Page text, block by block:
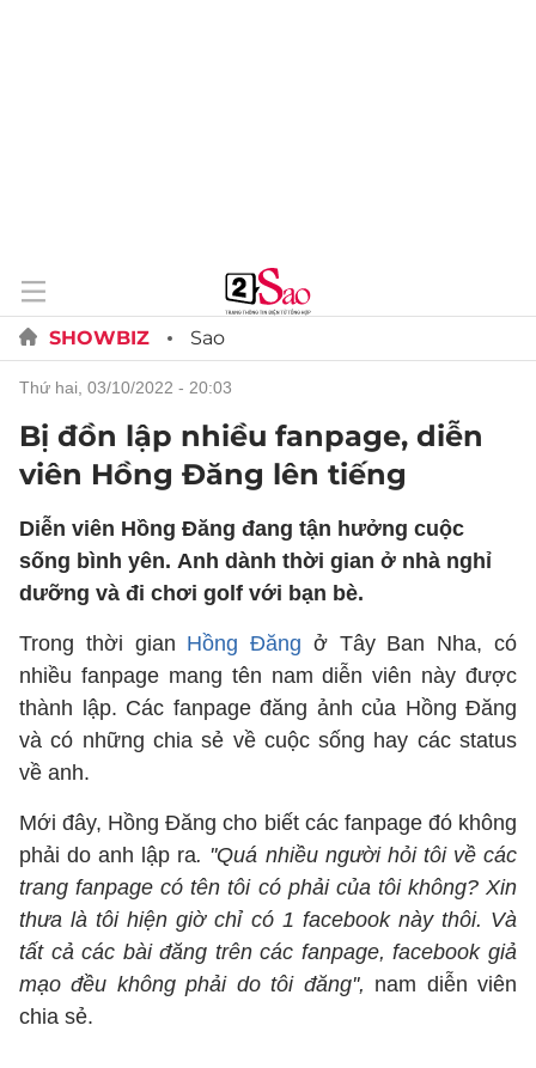
SHOWBIZ Sao
thứ hai, 03/10/2022 - 20:03
Bị đồn lập nhiều fanpage, diễn
viên Hồng Đăng lên tiếng
Diễn viên Hồng Đăng đang tận hưởng cuộc
sống bình yên. Anh dành thời gian ở nhà nghỉ
dưỡng và đi chơi golf với bạn bè.
Trong thời gian Hồng Đăng ở Tây Ban Nha, có
nhiều fanpage mang tên nam diễn viên này được
thành lập. Các fanpage đăng ảnh của Hồng Đăng
và có những chia sẻ về cuộc sống hay các status
về anh.
Mới đây, Hồng Đăng cho biết các fanpage đó không
phải do anh lập ra. ''Quá nhiều người hỏi tôi về các
trang fanpage có tên tôi có phải của tôi không? Xin
thưa là tôi hiện giờ chỉ có 1 facebook này thôi. Và
tất cả các bài đăng trên các fanpage, facebook giả
mạo đều không phải do tôi đăng'', nam diễn viên
chia sẻ.